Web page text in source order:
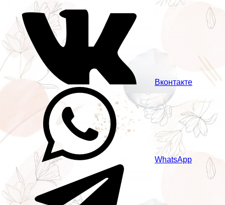
Вконтакте
WhatsApp